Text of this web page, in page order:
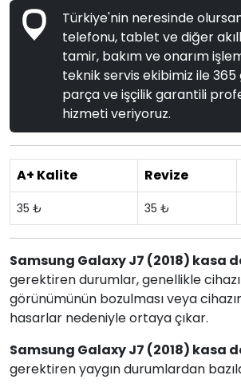
Türkiye'nin neresinde
telefonu, tablet ve diğer
tamir, bakım ve onarım
teknik servis ekibimiz ile
parça ve işçilik garantili
hizmeti veriyoruz.
A+ Kalite Revize
35 ₺ 35 ₺
Samsung Galaxy J7 (2018) kasa
gerektiren durumlar, genellikle
görünümünün bozulması veya
hasarlar nedeniyle ortaya çıkar.
Samsung Galaxy J7 (2018) kasa
gerektiren yaygın durumlardan